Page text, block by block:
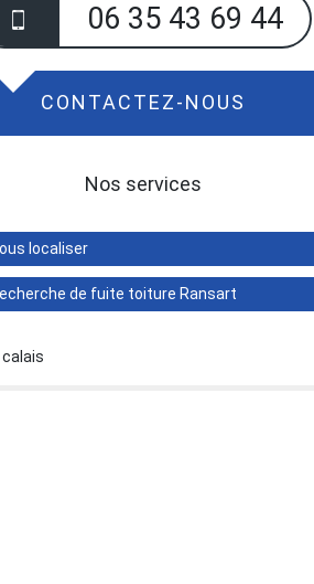
06 35 43 69 44
CONTACTEZ-NOUS
Nos services
localiser
de fuite toiture Ransart
calais